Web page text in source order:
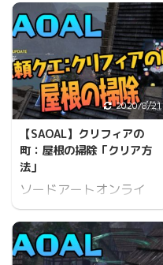
ていました。 主人公は基
本火力担当な為、火力を
上げるアドオン。 タンク
は厳選効率をUPさせるア
ドオン を装備させていま
す。 BOSS用の主人公ア
ドオン BO ...
非常にわかりにくいので
自分用に必要項目だけに
してます。 目次を表示し
てもらうと、欲しい報酬
から選ぶことができる
よ。 画像クリックで拡大
表示 ディザドル砂漠：守
護竜の鎧/極硬核結晶 一
番最初の神獣討伐はここ
で守護竜の鎧からゲット
一番倒しやすいかな、火
体MAP 報酬 報酬：守護
竜の鎧 報酬：極硬核結晶
2020/8/21
【SAOAL】クリフィアの
町：屋根の掃除「クリア方
法」
ソードアートオンライ
ン アリシゼーションリ
コリスのクリフィアの町
の依頼クエスト【屋根の